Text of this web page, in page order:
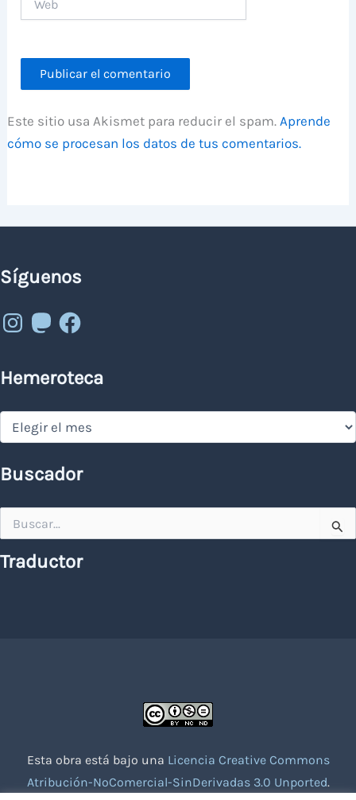
Este sitio usa Akismet para reducir el spam.Aprende
cómo se procesan los datos de tus comentarios.
Síguenos
Instagram
MastodonFacebook
Hemeroteca
Hemeroteca
Buscador
por:
Traductor
Esta obra está bajo una Licencia Creative Commons
Atribución-NoComercial-SinDerivadas 3.0 Unported.